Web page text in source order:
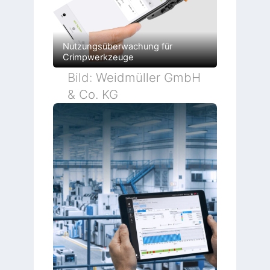
Nutzungsüberwachung für
Crimpwerkzeuge
Bild: Weidmüller GmbH
& Co. KG